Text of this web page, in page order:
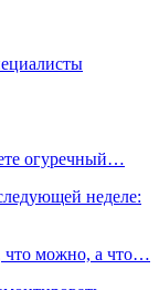
огуречный…
неделе:
что можно, а что…